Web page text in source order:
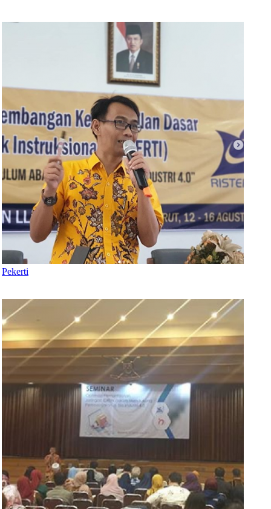
Pekerti